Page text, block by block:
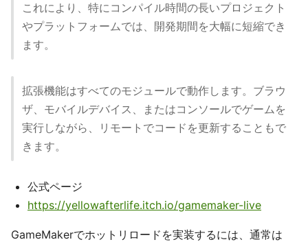
これにより、特にコンパイル時間の長いプロジェクト
やプラットフォームでは、開発期間を大幅に短縮でき
ます。
拡張機能はすべてのモジュールで動作します。ブラウ
ザ、モバイルデバイス、またはコンソールでゲームを
実行しながら、リモートでコードを更新することもで
きます。
公式ページ
https://yellowafterlife.itch.io/gamemaker-live
GameMakerでホットリロードを実装するには、通常は